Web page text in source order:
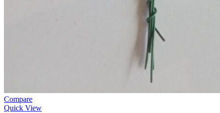
Compare
Quick View